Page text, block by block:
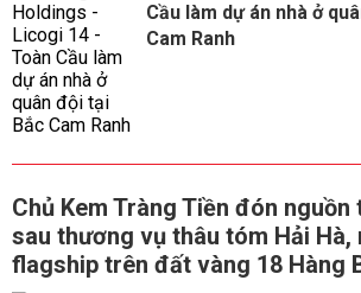
Cầu làm dự án nhà ở
Cam Ranh
Chủ Kem Tràng Tiền đón nguồn
sau thương vụ thâu tóm Hải Hà,
flagship trên đất vàng 18 Hàng